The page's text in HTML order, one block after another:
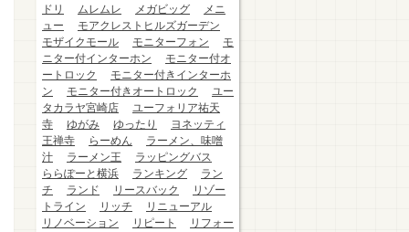
ドリ
ムレムレ メガビッグ
メニ
ュー
モアクレストヒルズガーデン
モザイクモール
モニターフォン
モ
ニター付インターホン
モニター付オ
ートロック
モニター付きインターホ
ン
モニター付きオートロック
ユー
タカラヤ宮崎店
ユーフォリア祐天
寺
ゆがみ ゆったり
ヨネッティ
王禅寺
らーめん
ラーメン、味噌
汁
ラーメン王
ラッピングバス
ららぽーと横浜
ランキング
ラン
チ
ランド リースバック
リゾー
トライン
リッチ
リニューアル
リノベーション
リピート
リフォー